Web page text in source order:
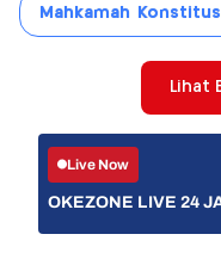
Mahkamah
Lihat
Live Now
OKEZONE LIVE 24